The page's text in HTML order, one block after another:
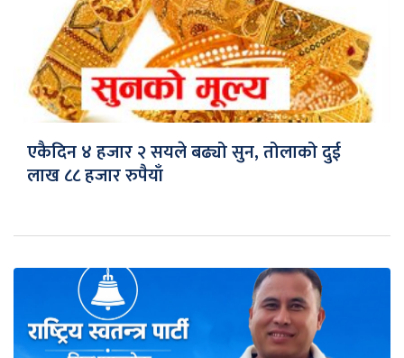
एकैदिन ४ हजार २ सयले बढ्यो सुन, तोलाको दुई
लाख ८८ हजार रुपैयाँ